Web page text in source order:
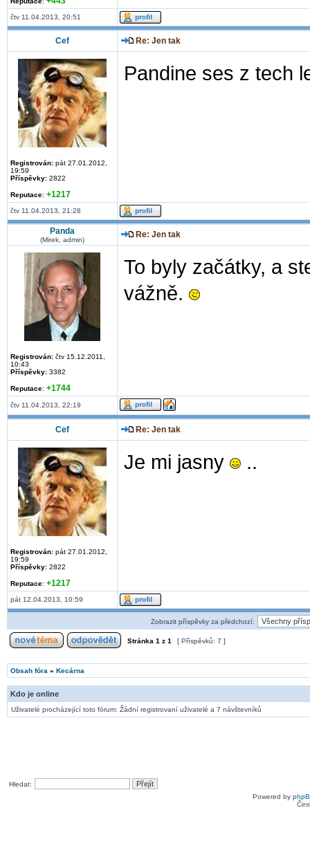
čtv 11.04.2013, 20:51
Cef Re: Jen tak
Registrován: pát 27.01.2012,
19:59
Příspěvky: 2822
Reputace: +1217
Pandine ses z tech
čtv 11.04.2013, 21:28
Panda
(Mirek, admin)
Re: Jen tak
Registrován: čtv 15.12.2011,
10:43
Příspěvky: 3382
Reputace: +1744
To byly začátky, a
vážně.
čtv 11.04.2013, 22:19
Cef Re: Jen tak
Registrován: pát 27.01.2012,
19:59
Příspěvky: 2822
Reputace: +1217
Je mi jasny ..
pát 12.04.2013, 10:59
Zobrazit příspěvky za předchozí:
Stránka 1 z 1 [ Příspěvků: 7 ]
Obsah fóra » Kecárna
Kdo je online
Uživatelé procházející toto fórum: Žádní registrovaní uživatelé a 7 návštevníků
Hledat:
Powered by